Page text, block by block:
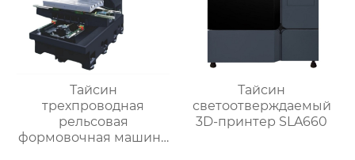
Тайсин
трехпроводная
рельсовая
формовочная машина
Тайсин
светоотверждаемый
3D-принтер SLA660